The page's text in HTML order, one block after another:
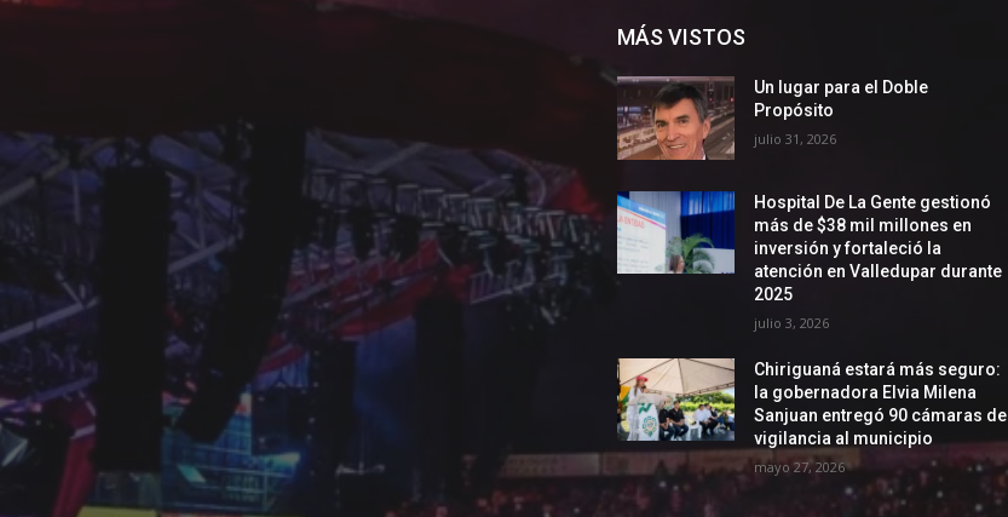
MÁS VISTOS
Un lugar para el Doble
Propósito
julio 31, 2026
Hospital De La Gente gestionó
más de $38 mil millones en
inversión y fortaleció la
atención en Valledupar durante
2025
julio 3, 2026
Chiriguaná estará más seguro:
la gobernadora Elvia Milena
Sanjuan entregó 90 cámaras de
vigilancia al municipio
mayo 27, 2026